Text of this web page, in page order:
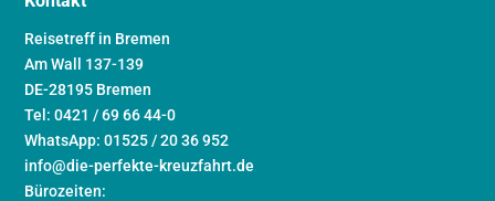
Reisetreff in Bremen
Am Wall 137-139
DE-28195 Bremen
Tel: 0421 / 69 66 44-0
WhatsApp: 01525 / 20 36 952
info@die-perfekte-kreuzfahrt.de
Bürozeiten: